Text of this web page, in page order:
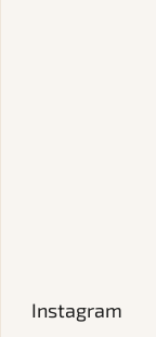
Instagram